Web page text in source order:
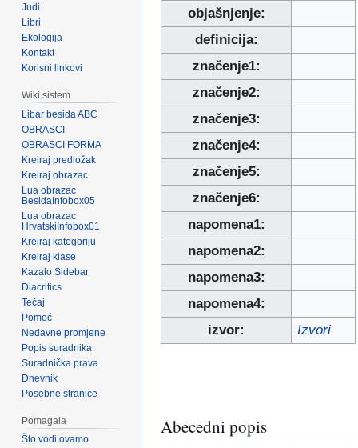
objašnjenje:
definicija:
značenje1:
značenje2:
značenje3:
značenje4:
značenje5:
značenje6:
napomena1:
napomena2:
napomena3:
napomena4:
izvor:
Izvori
Abecedni popis
Judi
Libri
Ekologija
Kontakt
Korisni linkovi
Wiki sistem
Libar besida ABC
OBRASCI
OBRASCI FORMA
Kreiraj predložak
Kreiraj obrazac
Lua obrazac
BesidaInfobox05
Lua obrazac
HrvatskiInfobox01
Kreiraj kategoriju
Kreiraj klase
Kazalo Sidebar
Diacritics
Tečaj
Pomoć
Nedavne promjene
Popis suradnika
Suradnička prava
Dnevnik
Posebne stranice
Pomagala
Što vodi ovamo